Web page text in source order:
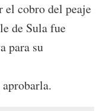
el cobro del peaje
de Sula fue
para su